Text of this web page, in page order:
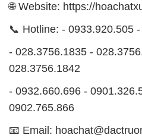
🌐 Website: https://
📞 Hotline: - 0933.920.505
- 028.3756.1835 -
028.3756.1842
- 0932.660.696 -
0902.765.866
📧 Email: